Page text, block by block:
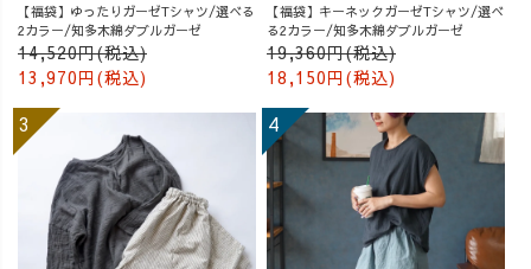
【福袋】ゆったりガーゼTシャツ/選べる
2カラー/知多木綿ダブルガーゼ
14,520円(税込)
13,970円(税込)
【福袋】キーネックガーゼTシャツ/選べ
る2カラー/知多木綿ダブルガーゼ
19,360円(税込)
18,150円(税込)